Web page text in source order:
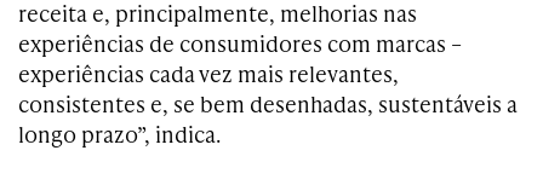
receita e, principalmente, melhorias nas
experiências de consumidores com marcas –
experiências cada vez mais relevantes,
consistentes e, se bem desenhadas, sustentáveis a
longo prazo”, indica.